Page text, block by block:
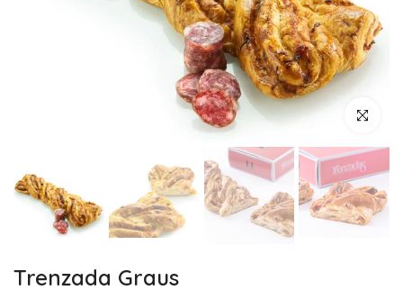
Haz clic
Trenzada Graus